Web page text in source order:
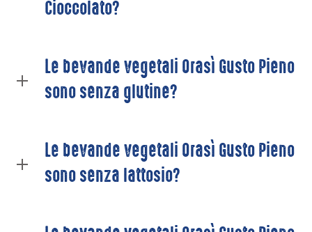
Cioccolato?
Le bevande vegetali Orasì Gusto Pieno
sono senza glutine?
Le bevande vegetali Orasì Gusto Pieno
sono senza lattosio?